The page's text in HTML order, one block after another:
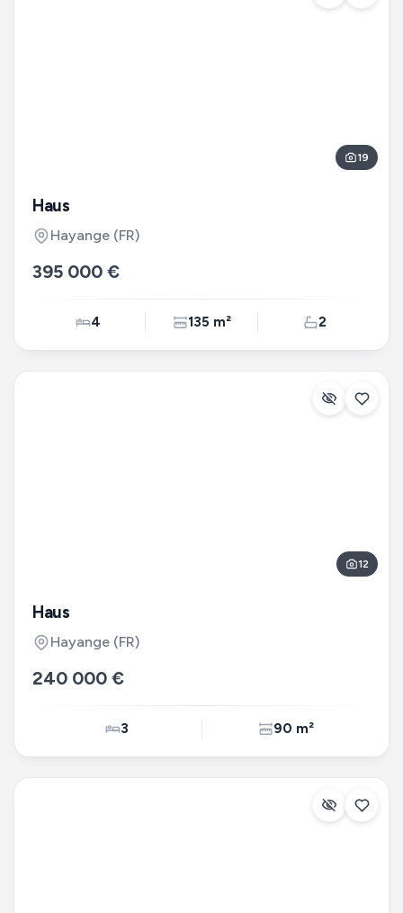
19
Haus
Hayange (FR)
395 000 €
4 135 m² 2
12
Haus
Hayange (FR)
240 000 €
3 90 m²